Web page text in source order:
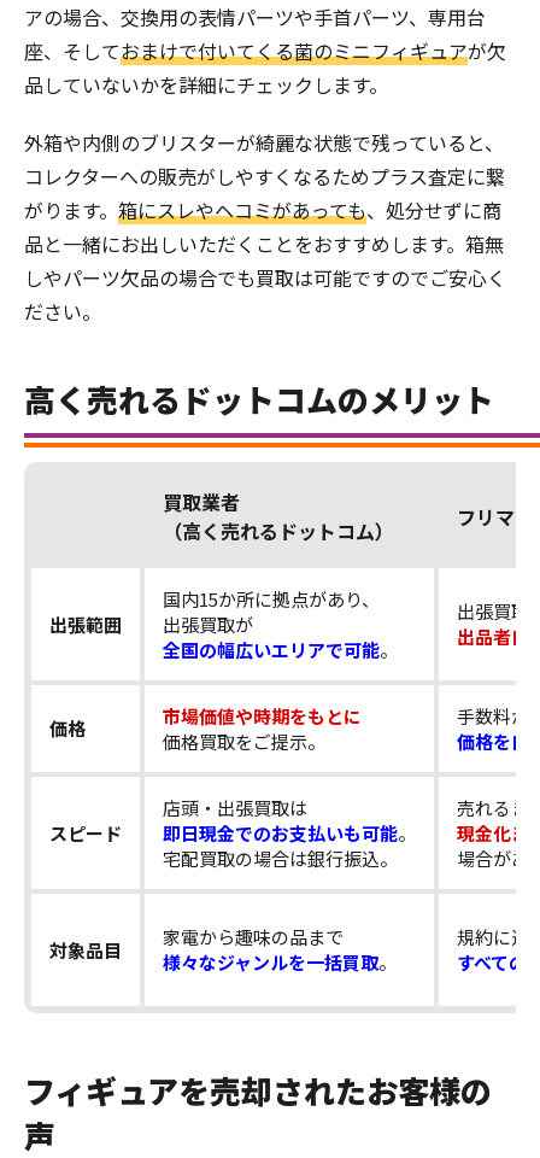
アの場合、交換用の表情パーツや手首パーツ、専用台
座、そしておまけで付いてくる菌のミニフィギュアが欠
品していないかを詳細にチェックします。
外箱や内側のブリスターが綺麗な状態で残っていると、
コレクターへの販売がしやすくなるためプラス査定に繋
がります。 箱にスレやヘコミがあっても、処分せずに商
品と一緒にお出しいただくことをおすすめします。箱無
しやパーツ欠品の場合でも買取は可能ですのでご安心く
ださい。
高く売れるドットコムのメリット
買取業者
（高く売れるドットコム）
フリマ
出張範囲
国内15か所に拠点があり、
出張買取が
全国の幅広いエリアで可能。
出張買取
出品者自
価格
市場価値や時期をもとに
価格買取をご提示。
手数料が
価格を自
スピード
店頭・出張買取は
即日現金でのお支払いも可能。
宅配買取の場合は銀行振込。
売れるま
現金化ま
場合があ
対象品目
家電から趣味の品まで
様々なジャンルを一括買取。
規約に違
すべての
フィギュアを売却されたお客様の
声